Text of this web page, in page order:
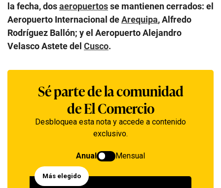
la fecha,dosaeropuertosse mantienen cerrados: el
Aeropuerto Internacional deArequipa, Alfredo
Rodríguez Ballón; y el Aeropuerto Alejandro
Velasco Astete del Cusco.